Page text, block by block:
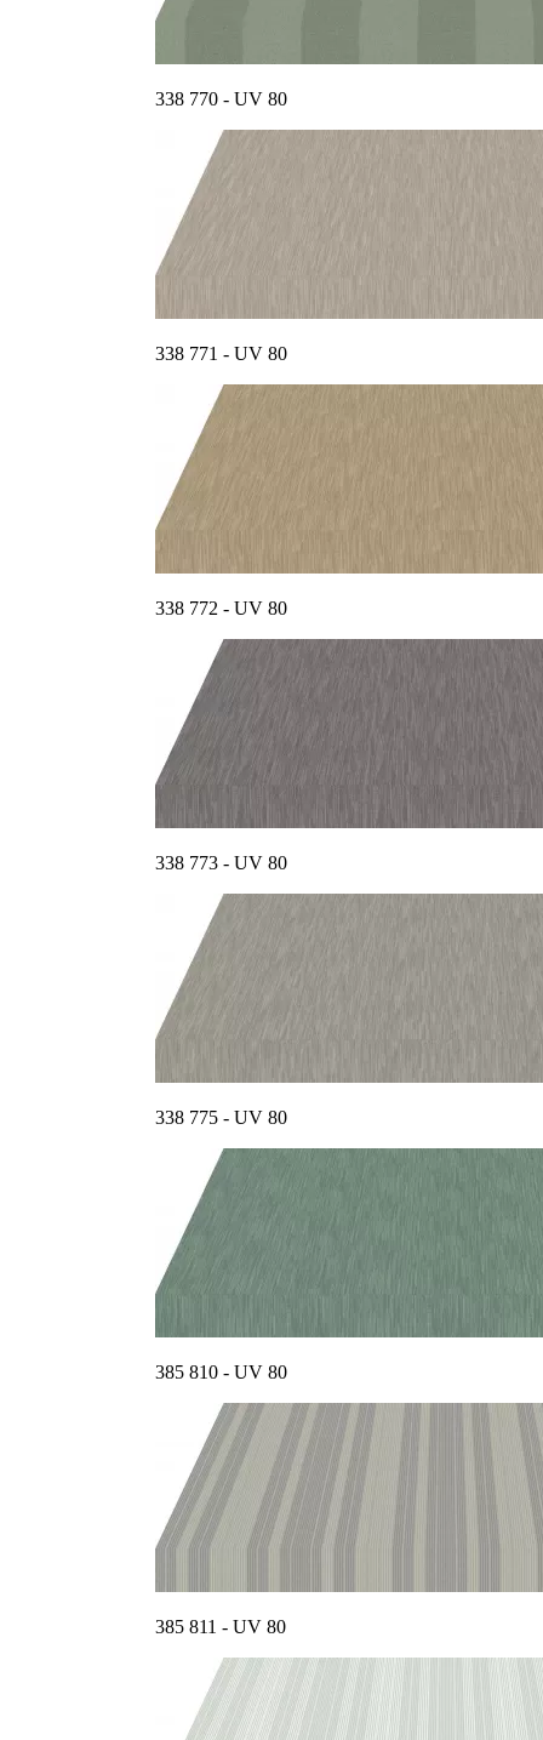
338 770 - UV 80
338 771 - UV 80
338 772 - UV 80
338 773 - UV 80
338 775 - UV 80
385 810 - UV 80
385 811 - UV 80